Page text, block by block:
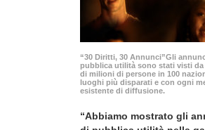
“30 Diritti, 30 Annunci”Gli
pubblica utilità sono stati visti da
di milioni di persone in 100
luoghi più disparati e con ogni
esistente di diffusione.
“Abbiamo mostrato gli